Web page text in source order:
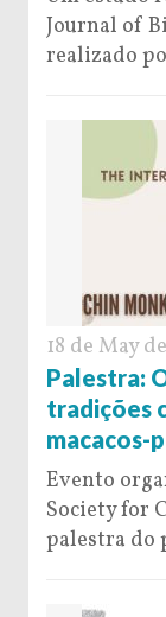
Journal of
realizado
18 de May
Palestra:
tradições
macacos-
Evento
Society for
palestra do